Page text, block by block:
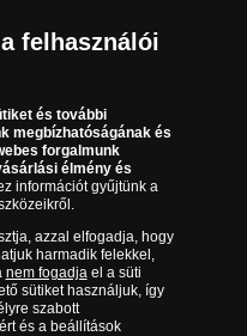
9.00 és 17.00
15.00 óra között)
felhasználói
és további
megbízhatóságának és
forgalmunk
élmény és
információt gyűjtünk a
azzal elfogadja, hogy
harmadik felekkel,
nem fogadjael a süti
sütiket használjuk, így
szabott
és a beállítások